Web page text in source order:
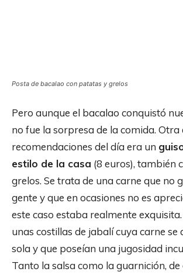
Posta de bacalao con patatas y grelos
Pero aunque el bacalao conquistó
no fue la sorpresa de la comida. Otra
recomendaciones del día era un
estilo de la casa (8 euros), también
grelos. Se trata de una carne que no
gente y que en ocasiones no es
este caso estaba realmente
unas costillas de jabalí cuya carne se
sola y que poseían una jugosidad
Tanto la salsa como la guarnición, de